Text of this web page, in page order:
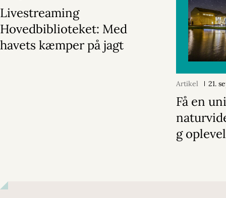
Livestreaming
Hovedbiblioteket: Med
havets kæmper på jagt
Artikel 21.
Få en
g